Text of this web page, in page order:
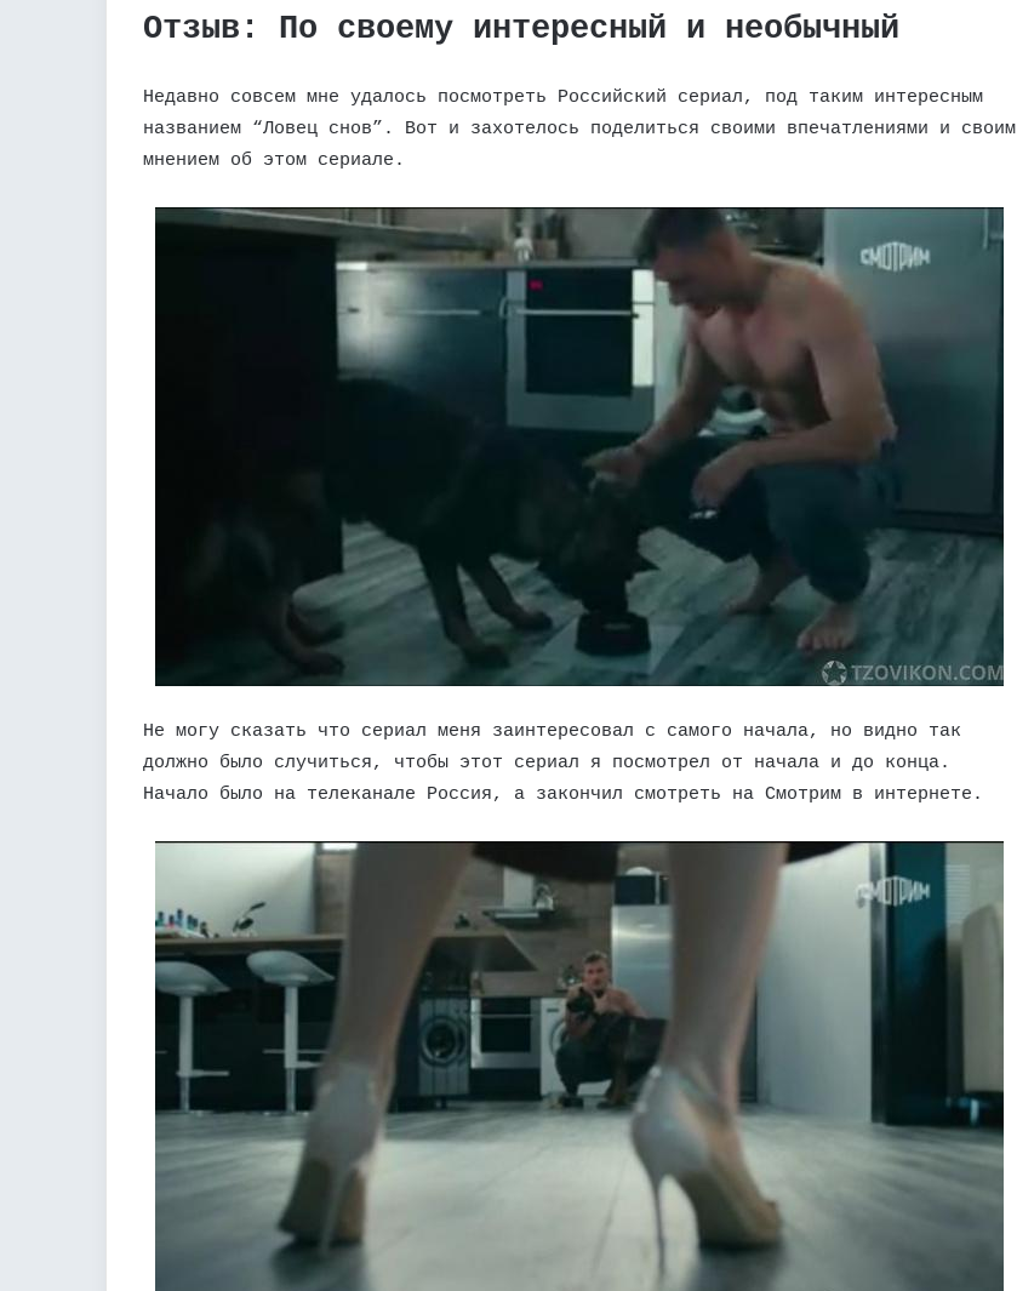
Отзыв: По своему интересный и необычный
Недавно совсем мне удалось посмотреть Российский сериал, под таким интересным
названием “Ловец снов”. Вот и захотелось поделиться своими впечатлениями и своим
мнением об этом сериале.
Не могу сказать что сериал меня заинтересовал с самого начала, но видно так
должно было случиться, чтобы этот сериал я посмотрел от начала и до конца.
Начало было на телеканале Россия, а закончил смотреть на Смотрим в интернете.